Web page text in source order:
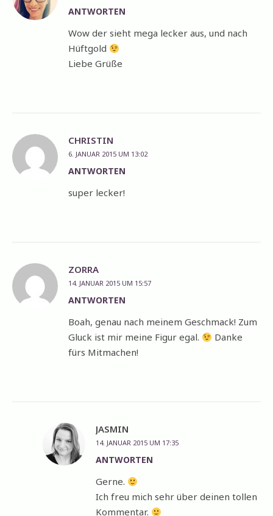
ANTWORTEN
Wow der sieht mega lecker aus, und nach
Hüftgold
Liebe Grüße
CHRISTIN
6. JANUAR 2015 UM 13:02
ANTWORTEN
super lecker!
ZORRA
14. JANUAR 2015 UM 15:57
ANTWORTEN
Boah, genau nach meinem Geschmack! Zum
Gluck ist mir meine Figur egal.
Danke
fürs Mitmachen!
JASMIN
14. JANUAR 2015 UM 17:35
ANTWORTEN
Gerne.
Ich freu mich sehr über deinen tollen
Kommentar.